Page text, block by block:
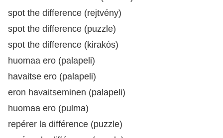
spot the difference (rejtvény)
spot the difference (puzzle)
spot the difference (kirakós)
huomaa ero (palapeli)
havaitse ero (palapeli)
eron havaitseminen (palapeli)
huomaa ero (pulma)
repérer la différence (puzzle)